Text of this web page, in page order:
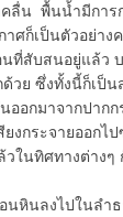
ลื่น พื้นน้ำมีการ
าศก็เป็นตัวอย่า
ที่สับสนอยู่แล้ว
วย ซึ่งทั้งนี้ก็เป็
อกมาจากปาก
งกระจายออกไ
ในทิศทางต่างๆ
นลงไปในลำธ